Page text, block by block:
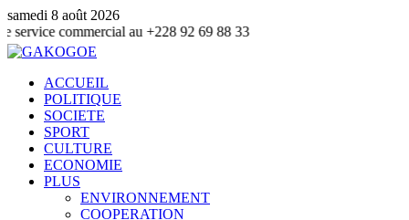
samedi 8 août 2026
au +228 92 69 88 33
ACCUEIL
POLITIQUE
SOCIETE
SPORT
CULTURE
ECONOMIE
PLUS
ENVIRONNEMENT
COOPERATION